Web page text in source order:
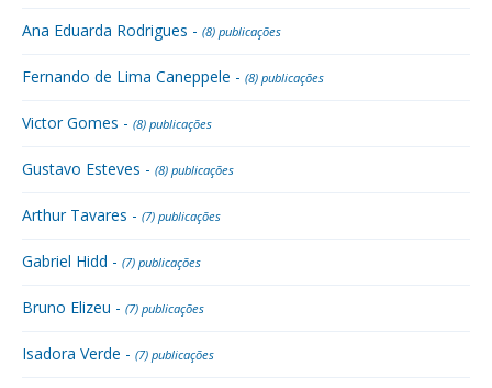
Ana Eduarda Rodrigues - (8) publicações
Fernando de Lima Caneppele - (8) publicações
Victor Gomes - (8) publicações
Gustavo Esteves - (8) publicações
Arthur Tavares - (7) publicações
Gabriel Hidd - (7) publicações
Bruno Elizeu - (7) publicações
Isadora Verde - (7) publicações